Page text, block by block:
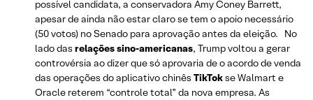
possível candidata, a conservadora Amy Coney Barrett,
apesar de ainda não estar claro se tem o apoio necessário
(50 votos) no Senado para aprovação antes da eleição. No
lado das relações sino-americanas, Trump voltou a gerar
controvérsia ao dizer que só aprovaria de o acordo de venda
das operações do aplicativo chinês TikTokse Walmart e
Oracle reterem “controle total” da nova empresa. As